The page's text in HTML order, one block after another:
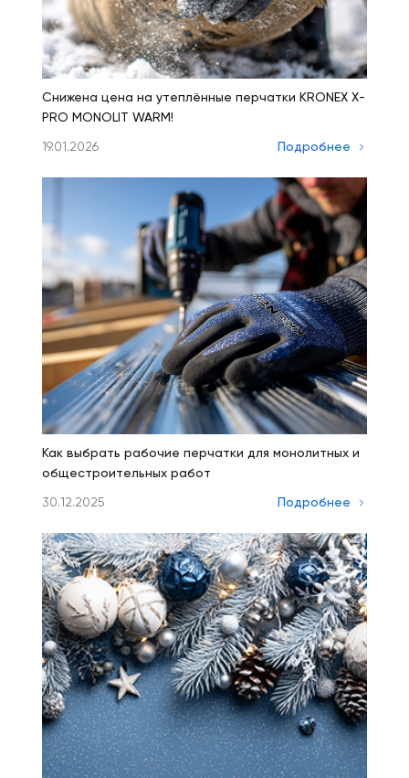
Снижена цена на утеплённые перчатки KRONEX X-
PRO MONOLIT WARM!
19.01.2026 Подробнее
Как выбрать рабочие перчатки для монолитных и
общестроительных работ
30.12.2025 Подробнее